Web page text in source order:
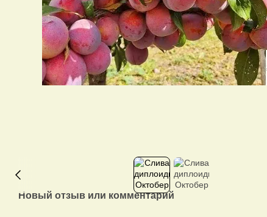
Новый отзыв или комментарий